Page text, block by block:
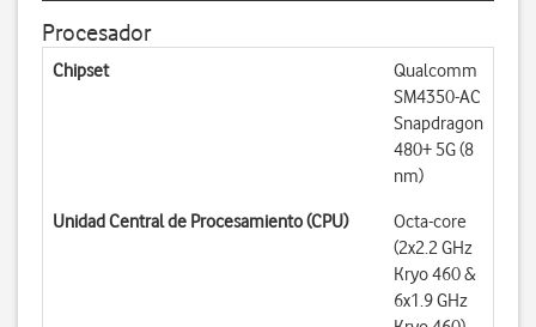
Procesador
Chipset
Qualcomm
SM4350-AC
Snapdragon
480+ 5G (8
nm)
Unidad Central de Procesamiento (CPU)
Octa-core
(2x2.2 GHz
Kryo 460 &
6x1.9 GHz